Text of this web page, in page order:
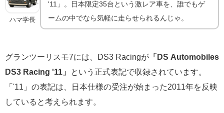
ハマ学長
'11」。日本限定35台という激レア車を、誰でもゲ
ームの中でなら気軽に走らせられるんじゃ。
グランツーリスモ7には、DS3 Racingが 「DS Automobiles
DS3 Racing '11」
という正式表記で収録されています。
「'11」の表記は、日本仕様の受注が始まった2011年を反映
していると考えられます。